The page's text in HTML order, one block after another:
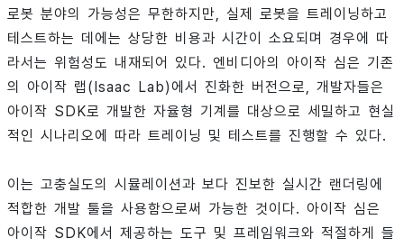
로봇 분야의 가능성은 무한하지만, 실제 로봇을 트레이닝하고
테스트하는 데에는 상당한 비용과 시간이 소요되며 경우에 따
라서는 위험성도 내재되어 있다. 엔비디아의 아이작 심은 기존
의 아이작 랩(Isaac Lab)에서 진화한 버전으로, 개발자들은
아이작 SDK로 개발한 자율형 기계를 대상으로 세밀하고 현실
적인 시나리오에 따라 트레이닝 및 테스트를 진행할 수 있다.
이는 고충실도의 시뮬레이션과 보다 진보한 실시간 랜더링에
적합한 개발 툴을 사용함으로써 가능한 것이다. 아이작 심은
아이작 SDK에서 제공하는 도구 및 프레임워크와 적절하게 들